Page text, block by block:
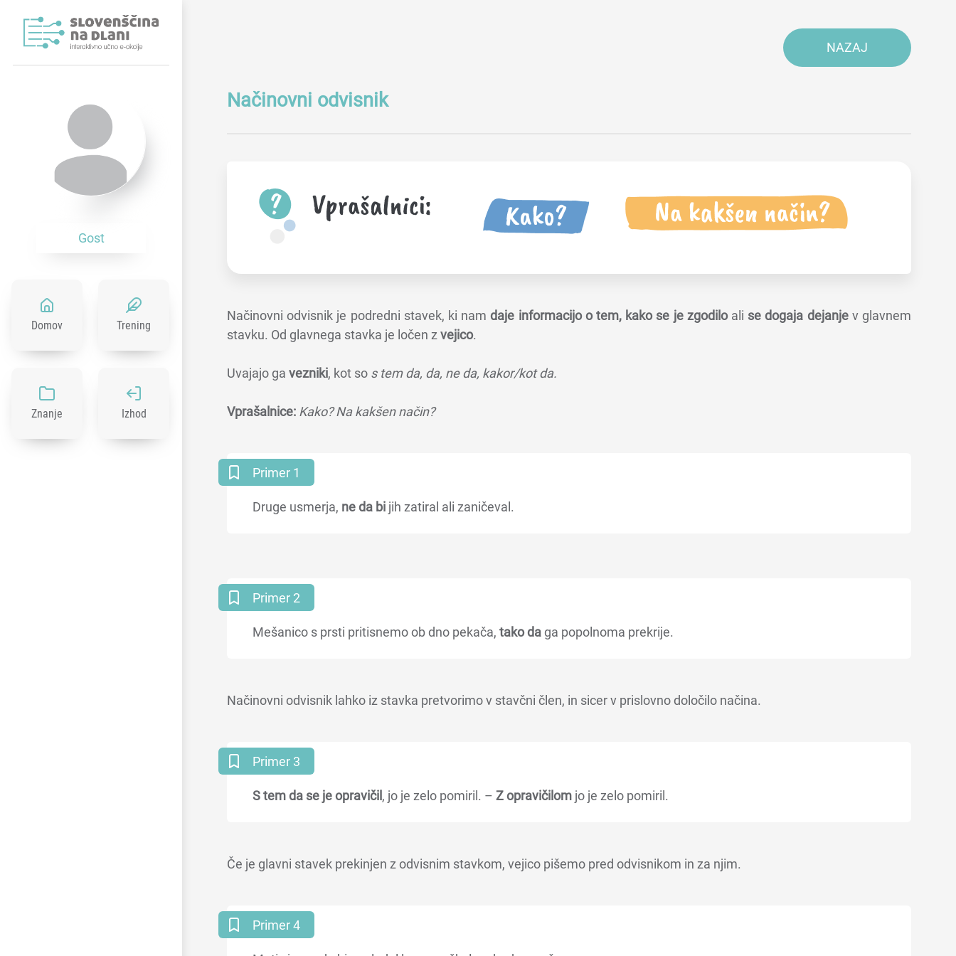
Gost
Domov Trening
Znanje Izhod
NAZAJ
Načinovni odvisnik
Načinovni odvisnik je podredni stavek, ki nam daje informacijo o tem, kako se je zgodiloali se dogaja dejanjev glavnem
stavku. Od glavnega stavka je ločen z vejico.
Uvajajo ga vezniki, kot so s tem da, da, ne da, kakor/kot da.
Vprašalnice: Kako? Na kakšen način?
Primer 1
Druge usmerja, ne da bi jih zatiral ali zaničeval.
Primer 2
Mešanico s prsti pritisnemo ob dno pekača, tako da ga popolnoma prekrije.
Načinovni odvisnik lahko iz stavka pretvorimo v stavčni člen, in sicer v prislovno določilo načina.
Primer 3
S tem da se je opravičil , jo je zelo pomiril. – Z opravičilom jo je zelo pomiril.
Če je glavni stavek prekinjen z odvisnim stavkom, vejico pišemo pred odvisnikom in za njim.
Primer 4